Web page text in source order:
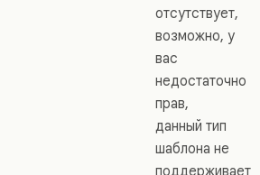
отсутствует,
возможно, у
вас
недостаточно
прав,
данный тип
шаблона не
поддерживает